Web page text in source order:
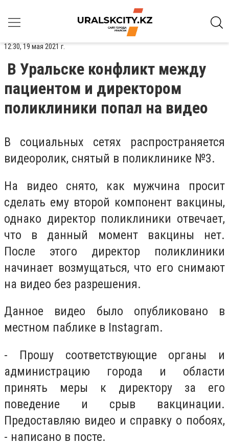
12:30, 19 мая 2021 г.
В Уральске конфликт между
пациентом и директором
поликлиники попал на видео
В социальных сетях распространяется
видеоролик, снятый в поликлинике №3.
На видео снято, как мужчина просит
сделать ему второй компонент вакцины,
однако директор поликлиники отвечает,
что в данный момент вакцины нет.
После этого директор поликлиники
начинает возмущаться, что его снимают
на видео без разрешения.
Данное видео было опубликовано в
местном паблике в Instagram.
- Прошу соответствующие органы и
администрацию города и области
принять меры к директору за его
поведение и срыв вакцинации.
Предоставляю видео и справку о побоях,
- написано в посте.